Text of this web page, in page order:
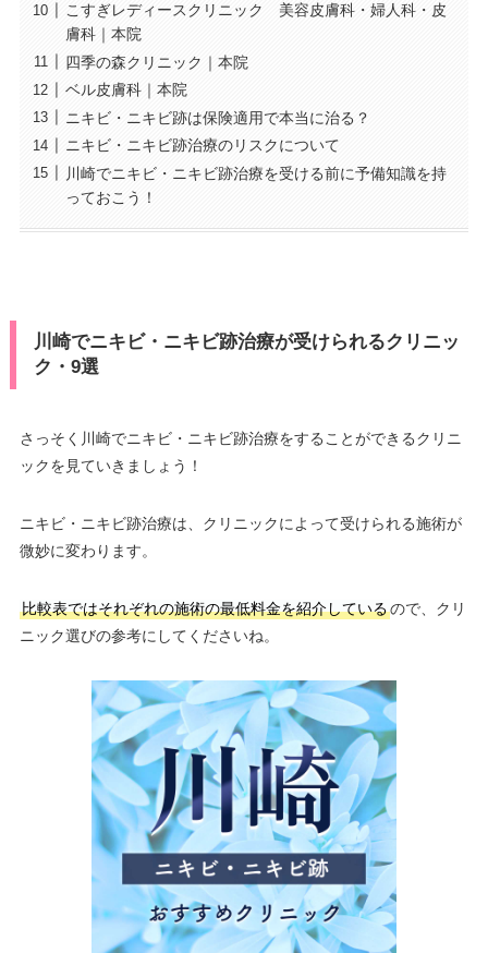
こすぎレディースクリニック 美容皮膚科・婦人科・皮
膚科｜本院
四季の森クリニック｜本院
ベル皮膚科｜本院
ニキビ・ニキビ跡は保険適用で本当に治る？
ニキビ・ニキビ跡治療のリスクについて
川崎でニキビ・ニキビ跡治療を受ける前に予備知識を持
っておこう！
川崎でニキビ・ニキビ跡治療が受けられるクリニッ
ク・9選
さっそく川崎でニキビ・ニキビ跡治療をすることができるクリニ
ックを見ていきましょう！
ニキビ・ニキビ跡治療は、クリニックによって受けられる施術が
微妙に変わります。
比較表ではそれぞれの施術の最低料金を紹介しているので、クリ
ニック選びの参考にしてくださいね。